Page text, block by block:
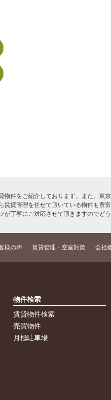
物件をご紹介しております。また、
賃貸管理を任せて頂いている物件も
丁寧にご対応させて頂きますのでど
様の声 賃貸管理・空室対策 会社
物件検索
賃貸物件検索
売買物件
月極駐車場